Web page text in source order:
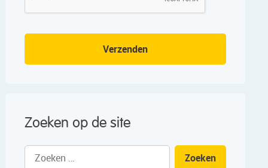
Verzenden
Zoeken op de site
Zoeken